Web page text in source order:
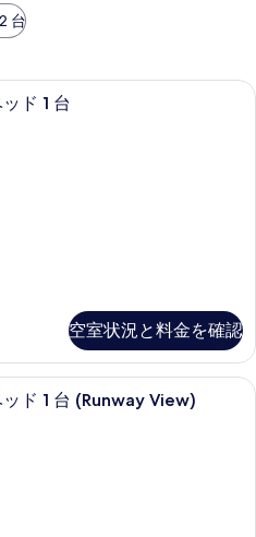
台
高級寝具、ピロートップベッド、ミ
ド 1 台
空室状況と料金を確認
高級寝具、ピロートップベッド、ミ
ド 1 台 (Runway View)